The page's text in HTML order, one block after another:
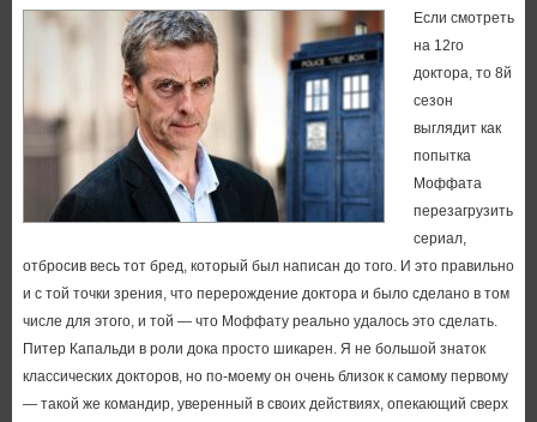
Если смотреть
на 12го
доктора, то 8й
сезон
выглядит как
попытка
Моффата
перезагрузить
сериал,
отбросив весь тот бред, который был написан до того. И это правильно
и с той точки зрения, что перерождение доктора и было сделано в том
числе для этого, и той — что Моффату реально удалось это сделать.
Питер Капальди в роли дока просто шикарен. Я не большой знаток
классических докторов, но по-моему он очень близок к самому первому
— такой же командир, уверенный в своих действиях, опекающий сверх